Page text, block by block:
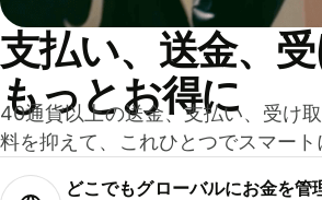
支払い、送金、
もっとお得に
40通貨以上の送金、支払い、受け
料を抑えて、これひとつでスマート
どこでもグ⁠ロ⁠ー⁠バ⁠ルにお金を管